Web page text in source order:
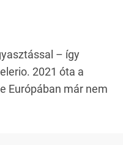
– így
2021 óta a
Európában már nem